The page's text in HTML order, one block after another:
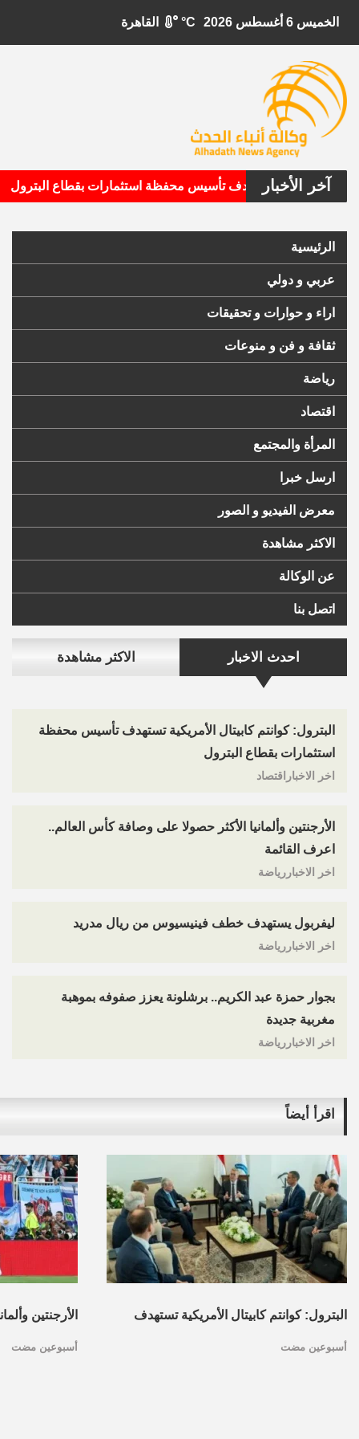
الخميس 6 أغسطس 2026 °C
آخر الأخبار
الأمريكية تستهدف تأسيس محفظة استثمارات بقطاع البترول
الرئيسية
عربي و دولي
اراء و حوارات و تحقيقات
ثقافة و فن و منوعات
رياضة
اقتصاد
المرأة والمجتمع
ارسل خبرا
معرض الفيديو و الصور
الاكثر مشاهدة
عن الوكالة
اتصل بنا
احدث الاخبار الاكثر مشاهدة
البترول: كوانتم كابيتال الأمريكية تستهدف تأسيس محفظة
استثمارات بقطاع البترول
اخر الاخباراقتصاد
الأرجنتين وألمانيا الأكثر حصولا على وصافة كأس العالم..
اعرف القائمة
اخر الاخباررياضة
ليفربول يستهدف خطف فينيسيوس من ريال مدريد
اخر الاخباررياضة
بجوار حمزة عبد الكريم.. برشلونة يعزز صفوفه بموهبة
مغربية جديدة
اخر الاخباررياضة
اقرأ أيضاً
البترول: كوانتم كابيتال الأمريكية تستهدف
أسبوعين مضت
الأرجنتين
أسبوعين مضت